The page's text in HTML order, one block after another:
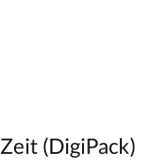
(DigiPack)